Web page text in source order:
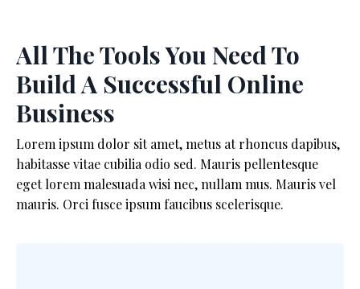
All The Tools You Need To
Build A Successful Online
Business
Lorem ipsum dolor sit amet, metus at rhoncus dapibus,
habitasse vitae cubilia odio sed. Mauris pellentesque
eget lorem malesuada wisi nec, nullam mus. Mauris vel
mauris. Orci fusce ipsum faucibus scelerisque.